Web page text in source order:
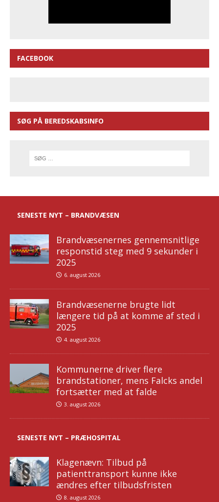
FACEBOOK
SØG PÅ BEREDSKABSINFO
SENESTE NYT – BRANDVÆSEN
Brandvæsenernes gennemsnitlige
responstid steg med 9 sekunder i
2025
6. august 2026
Brandvæsenerne brugte lidt
længere tid på at komme af sted i
2025
4. august 2026
Kommunerne driver flere
brandstationer, mens Falcks andel
fortsætter med at falde
3. august 2026
SENESTE NYT – PRÆHOSPITAL
Klagenævn: Tilbud på
patienttransport kunne ikke
ændres efter tilbudsfristen
8. august 2026